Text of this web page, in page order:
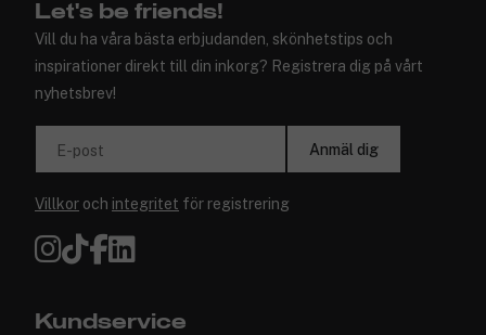
Let's be friends!
Vill du ha våra bästa erbjudanden, skönhetstips och
inspirationer direkt till din inkorg? Registrera dig på vårt
nyhetsbrev!
E-post Anmäl dig
Villkor och integritet för registrering
Kundservice